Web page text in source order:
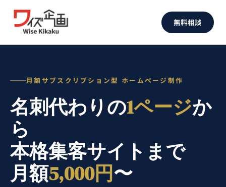
無料相談
月額サブスクリプション型 ホームページ制作
名刺代わりの1ページか
ら
本格集客サイトまで
月額5,000円〜